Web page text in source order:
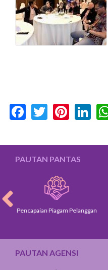
Facebook
Twitter
PAUTAN PANTAS
Pencapaian Piagam Pelanggan
PAUTAN AGENSI